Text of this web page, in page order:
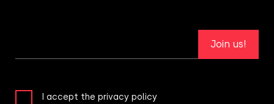
Join us!
I accept the privacy policy